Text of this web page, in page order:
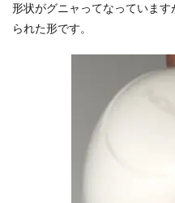
形状がグニャってなっていま
られた形です。